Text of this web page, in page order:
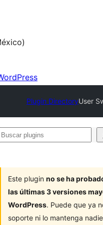
Plugin DirectoryUser
Buscar
Este plugin no se ha
las últimas 3 versiones
WordPress. Puede que ya
soporte ni lo mantenga